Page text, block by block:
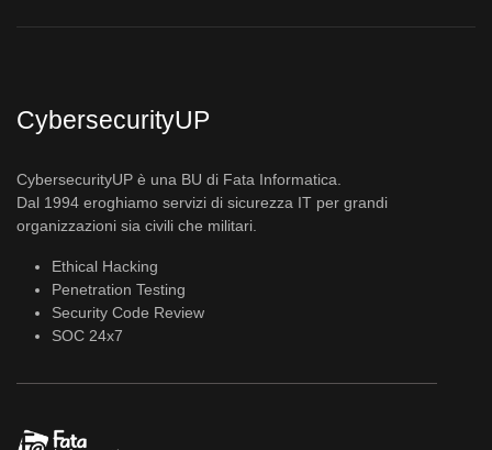
CybersecurityUP
CybersecurityUP è una BU di Fata Informatica.
Dal 1994 eroghiamo servizi di sicurezza IT per grandi
organizzazioni sia civili che militari.
Ethical Hacking
Penetration Testing
Security Code Review
SOC 24x7